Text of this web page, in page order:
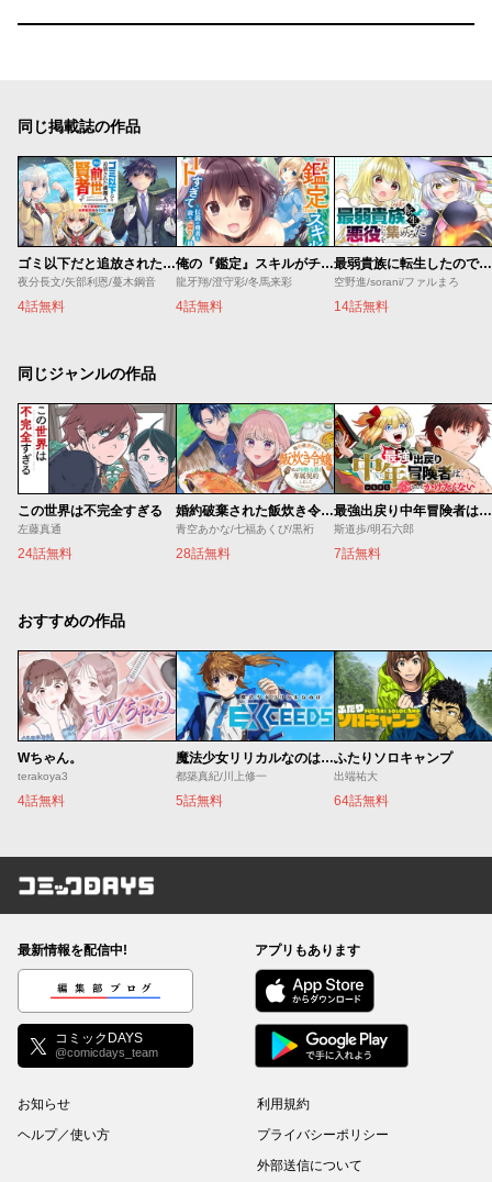
同じ掲載誌の作品
ゴミ以下だと追放された使用人、実は前世賢者です ～史上最強の賢者、世界最高峰の学園に通う～
夜分長文/矢部利恩/蔓木鋼音
4話無料
俺の『鑑定』スキルがチートすぎて
龍牙翔/澄守彩/冬馬来彩
4話無料
最弱貴族に転生したので悪役たちを集めてみた
空野進/sorani/ファルまろ
14話無料
同じジャンルの作品
この世界は不完全すぎる
左藤真通
24話無料
婚約破棄された飯炊き令嬢の私は冷酷公爵と専属契約しました～ですが胃袋を掴んだ結果、冷たかった公爵様がどんどん優しくなっています～
青空あかな/七福あくび/黒裄
28話無料
最強出戻り中年冒険者は、今さら命なんてかけたくない
斯道歩/明石六郎
7話無料
おすすめの作品
Wちゃん。
terakoya3
4話無料
魔法少女リリカルなのは EXCEEDS
都築真紀/川上修一
5話無料
ふたりソロキャンプ
出端祐大
64話無料
コミックDAYS
最新情報を配信中!
編集部ブログ
コミックDAYS
@comicdays_team
アプリもあります
お知らせ
ヘルプ／使い方
利用規約
プライバシーポリシー
外部送信について